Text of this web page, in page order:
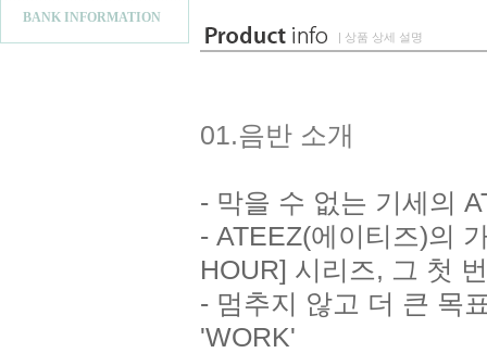
BANK INFORMATION
| 상품 상세 설명
01.음반 소개
- 막을 수 없는 기세의
- ATEEZ(에이티즈)의
HOUR] 시리즈, 그 첫
- 멈추지 않고 더 큰 목
'WORK'